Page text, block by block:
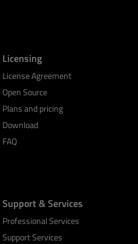
Licensing
License Agreement
Open Source
Plans and pricing
Download
FAQ
Support & Services
Professional Services
Support Services